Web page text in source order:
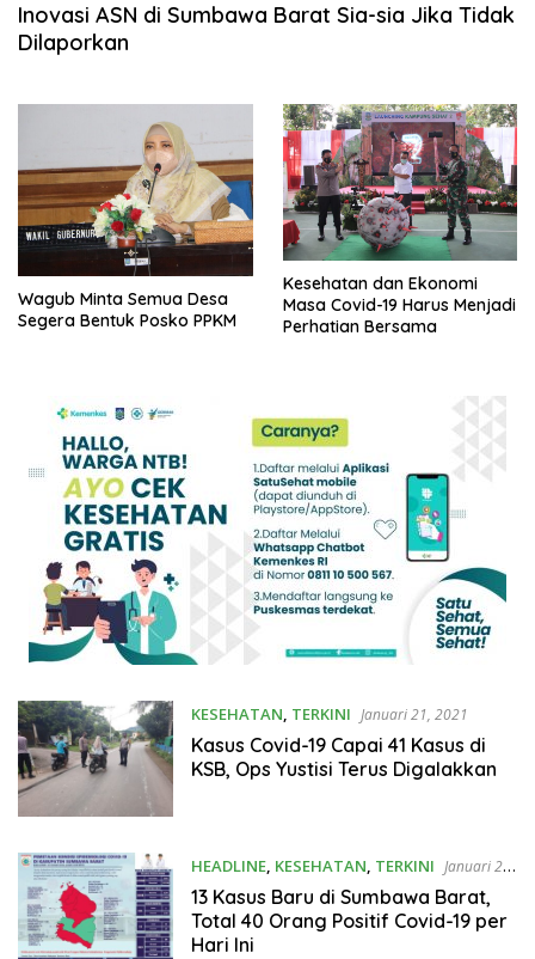
Inovasi ASN di Sumbawa Barat Sia-sia Jika Tidak
Dilaporkan
Wagub Minta Semua Desa
Segera Bentuk Posko PPKM
Kesehatan dan Ekonomi
Masa Covid-19 Harus Menjadi
Perhatian Bersama
KESEHATAN, TERKINI Januari 21, 2021
Kasus Covid-19 Capai 41 Kasus di
KSB, Ops Yustisi Terus Digalakkan
HEADLINE, KESEHATAN, TERKINI Januari 20,
2021
13 Kasus Baru di Sumbawa Barat,
Total 40 Orang Positif Covid-19 per
Hari Ini